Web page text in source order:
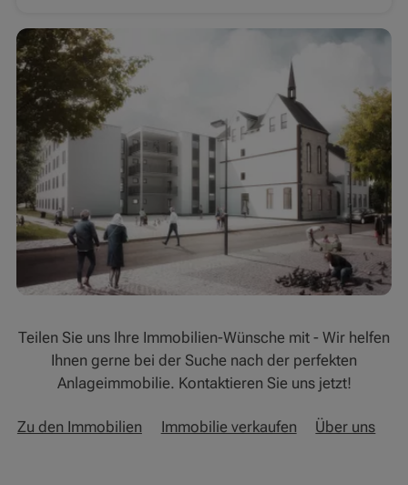
Teilen Sie uns Ihre Immobilien-Wünsche mit - Wir helfen
Ihnen gerne bei der Suche nach der perfekten
Anlageimmobilie. Kontaktieren Sie uns jetzt!
Zu den Immobilien Immobilie verkaufen Über uns